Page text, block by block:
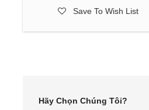
Save To Wish List
Hãy Chọn Chúng Tôi?